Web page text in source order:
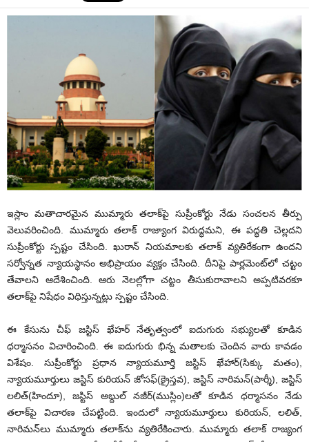
ఇస్లాం మతాచారమైన ముమ్మారు తలాక్‌పై సుప్రీంకోర్టు నేడు సంచలన తీర్పు
వెలువరించింది. ముమ్మారు తలాక్‌ రాజ్యాంగ విరుద్ధమని, ఈ పద్ధతి చెల్లదని
సుప్రీంకోర్టు స్పష్టం చేసింది. ఖురాన్‌ నియమాలకు తలాక్‌ వ్యతిరేకంగా ఉందని
సర్వోన్నత న్యాయస్థానం అభిప్రాయం వ్యక్తం చేసింది. దీనిపై పార్లమెంట్‌లో చట్టం
తేవాలని ఆదేశించింది. ఆరు నెలల్లోగా చట్టం తీసుకురావాలని అప్పటివరకూ
తలాక్‌పై నిషేధం విధిస్తున్నట్లు స్పష్టం చేసింది.
ఈ కేసును చీఫ్‌ జస్టిస్‌ ఖేహర్‌ నేతృత్వంలో ఐదుగురు సభ్యులతో కూడిన
ధర్మాసనం విచారించింది. ఈ ఐదుగురు భిన్న మతాలకు చెందిన వారు కావడం
విశేషం. సుప్రీంకోర్టు ప్రధాన న్యాయమూర్తి జస్టిస్‌ ఖేహార్‌(సిక్కు మతం),
న్యాయమూర్తులు జస్టిస్‌ కురియన్‌ జోసఫ్‌(క్రైస్తవ), జస్టిస్‌ నారిమన్‌(పార్శీ), జస్టిస్‌
లలిత్‌(హిందూ), జస్టిస్‌ అబ్దుల్‌ నజీర్‌(ముస్లిం)లతో కూడిన ధర్మాసనం నేడు
తలాక్‌పై విచారణ చేపట్టింది. ఇందులో న్యాయమూర్తులు కురియన్‌, లలిత్‌,
నారిమన్‌లు ముమ్మారు తలాక్‌ను వ్యతిరేకించారు. ముమ్మారు తలాక్‌ రాజ్యంగ